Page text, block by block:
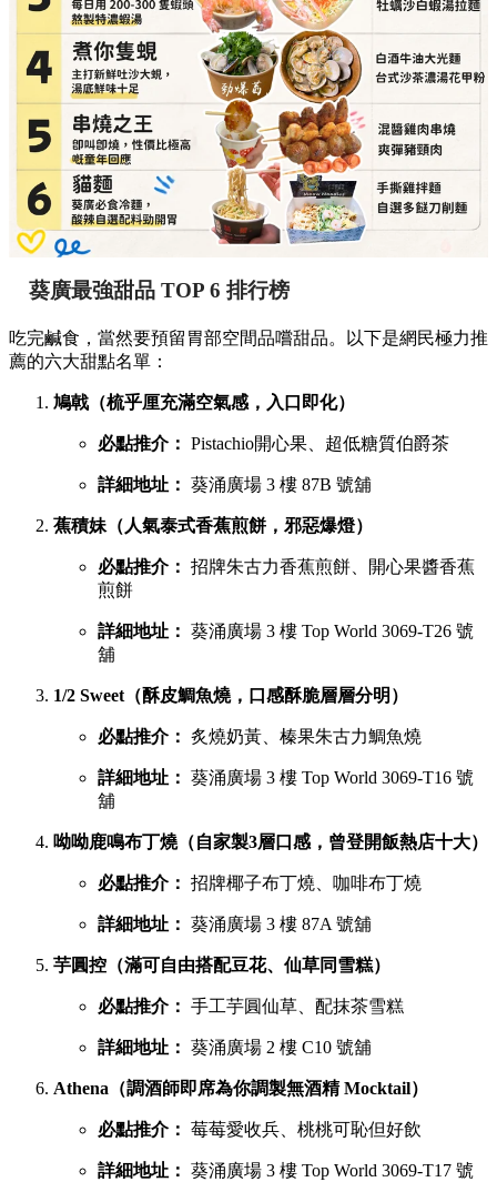
葵廣最強甜品 TOP 6 排行榜
吃完鹹食，當然要預留胃部空間品嚐甜品。以下是網民極力推
薦的六大甜點名單：
鳩戟（梳乎厘充滿空氣感，入口即化）
必點推介： Pistachio開心果、超低糖質伯爵茶
詳細地址： 葵涌廣場 3 樓 87B 號舖
蕉積妹（人氣泰式香蕉煎餅，邪惡爆燈）
必點推介： 招牌朱古力香蕉煎餅、開心果醬香蕉
煎餅
詳細地址： 葵涌廣場 3 樓 Top World 3069-T26 號
舖
1/2 Sweet（酥皮鯛魚燒，口感酥脆層層分明）
必點推介： 炙燒奶黃、榛果朱古力鯛魚燒
詳細地址： 葵涌廣場 3 樓 Top World 3069-T16 號
舖
呦呦鹿鳴布丁燒（自家製3層口感，曾登開飯熱店十大）
必點推介： 招牌椰子布丁燒、咖啡布丁燒
詳細地址： 葵涌廣場 3 樓 87A 號舖
芋圓控（滿可自由搭配豆花、仙草同雪糕）
必點推介： 手工芋圓仙草、配抹茶雪糕
詳細地址： 葵涌廣場 2 樓 C10 號舖
Athena（調酒師即席為你調製無酒精 Mocktail）
必點推介： 莓莓愛收兵、桃桃可恥但好飲
詳細地址： 葵涌廣場 3 樓 Top World 3069-T17 號